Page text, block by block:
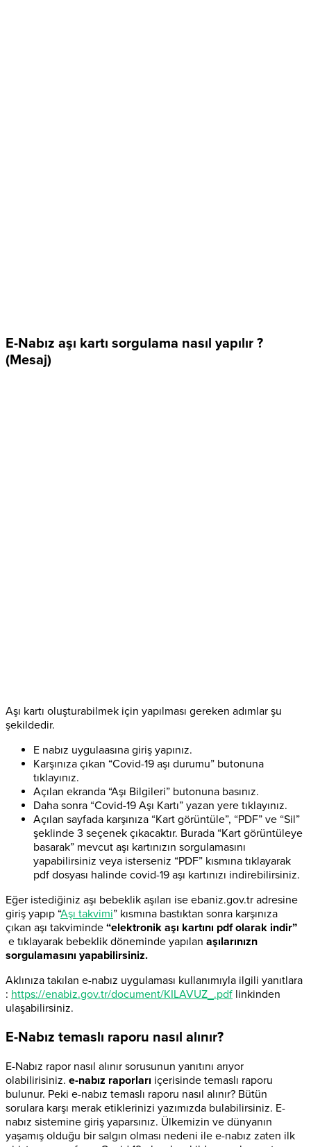
E-Nabız aşı kartı sorgulama nasıl yapılır ?
(Mesaj)
Aşı kartı oluşturabilmek için yapılması gereken adımlar şu
şekildedir.
E nabız uygulaasına giriş yapınız.
Karşınıza çıkan “Covid-19 aşı durumu” butonuna
tıklayınız.
Açılan ekranda “Aşı Bilgileri” butonuna basınız.
Daha sonra “Covid-19 Aşı Kartı” yazan yere tıklayınız.
Açılan sayfada karşınıza “Kart görüntüle”, “PDF” ve “Sil”
şeklinde 3 seçenek çıkacaktır. Burada “Kart görüntüleye
basarak” mevcut aşı kartınızın sorgulamasını
yapabilirsiniz veya isterseniz “PDF” kısmına tıklayarak
pdf dosyası halinde covid-19 aşı kartınızı indirebilirsiniz.
Eğer istediğiniz aşı bebeklik aşıları ise ebaniz.gov.tr adresine
giriş yapıp “Aşı takvimi” kısmına bastıktan sonra karşınıza
çıkan aşı takviminde “elektronik aşı kartını pdf olarak indir”
e tıklayarak bebeklik döneminde yapılan aşılarınızn
sorgulamasını yapabilirsiniz.
Aklınıza takılan e-nabız uygulaması kullanımıyla ilgili yanıtlara
: https://enabiz.gov.tr/document/KILAVUZ_.pdf linkinden
ulaşabilirsiniz.
E-Nabız temaslı raporu nasıl alınır?
E-Nabız rapor nasıl alınır sorusunun yanıtını arıyor
olabilirisiniz. e-nabız raporları içerisinde temaslı raporu
bulunur. Peki e-nabız temaslı raporu nasıl alınır? Bütün
sorulara karşı merak etiklerinizi yazımızda bulabilirsiniz. E-
nabız sistemine giriş yaparsınız. Ülkemizin ve dünyanın
yaşamış olduğu bir salgın olması nedeni ile e-nabız zaten ilk